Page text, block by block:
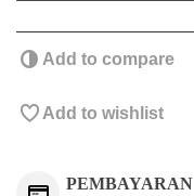
Add to compare
Add to wishlist
PEMBAYARAN